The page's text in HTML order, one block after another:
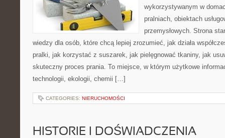
wykorzystywanym w
pralniach, obiektach
przemysłowych. Strona
wiedzy dla osób, które chcą lepiej zrozumieć, jak działa
pralki, jak korzystać z suszarek, jak pielęgnować tkaniny, jak
skuteczny proces prania. To miejsce, w którym użytkowe
technologii, ekologii, chemii […]
CATEGORIES: NIERUCHOMOŚCI
HISTORIE I DOŚWIADCZENIA